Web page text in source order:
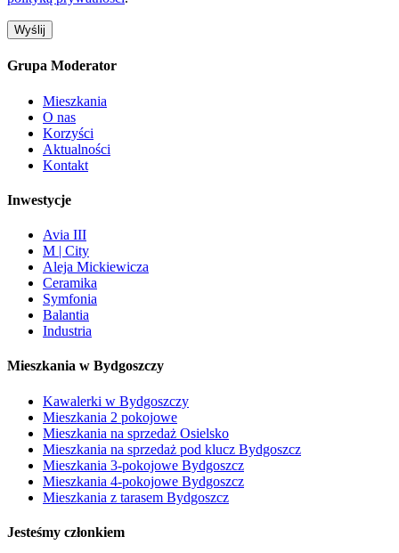
Grupa Moderator
Mieszkania
O nas
Korzyści
Aktualności
Kontakt
Inwestycje
Avia III
M | City
Aleja Mickiewicza
Ceramika
Symfonia
Balantia
Industria
Mieszkania w Bydgoszczy
Kawalerki w Bydgoszczy
Mieszkania 2 pokojowe
Mieszkania na sprzedaż Osielsko
Mieszkania na sprzedaż pod klucz Bydgoszcz
Mieszkania 3-pokojowe Bydgoszcz
Mieszkania 4-pokojowe Bydgoszcz
Mieszkania z tarasem Bydgoszcz
Jesteśmy członkiem